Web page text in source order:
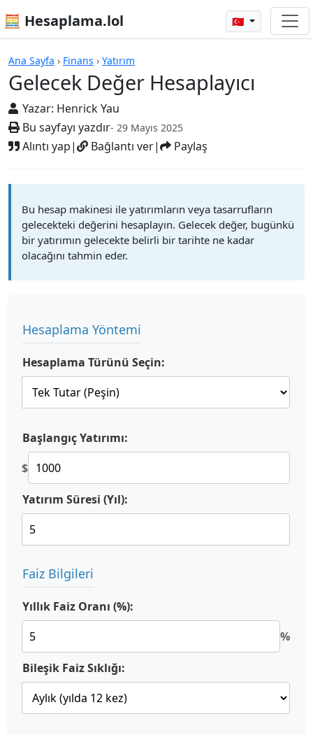
🧮 Hesaplama.lol 🇹🇷
Ana Sayfa › Finans › Yatırım
Gelecek Değer Hesaplayıcı
Yazar: Henrick Yau
Bu sayfayı yazdır- 29 Mayıs 2025
Alıntı yap| Bağlantı ver| Paylaş
Gelecek Değer Hesaplayıcı
Bu hesap makinesi ile yatırımların veya tasarrufların
gelecekteki değerini hesaplayın. Gelecek değer, bugünkü
bir yatırımın gelecekte belirli bir tarihte ne kadar
olacağını tahmin eder.
Hesaplama Yöntemi
Hesaplama Türünü Seçin:
Başlangıç Yatırımı:
$
Yatırım Süresi (Yıl):
Faiz Bilgileri
Yıllık Faiz Oranı (%):
%
Bileşik Faiz Sıklığı: